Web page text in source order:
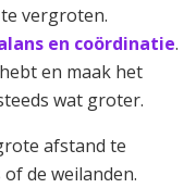
vergroten.
en coördinatie.
en maak het
wat groter.
afstand te
de weilanden.